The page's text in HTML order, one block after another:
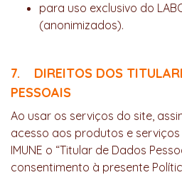
para uso exclusivo do
(anonimizados).
7. DIREITOS DOS
PESSOAIS
Ao usar os serviços do site,
acesso aos produtos e serviços
IMUNE o “Titular de Dados
consentimento à presente